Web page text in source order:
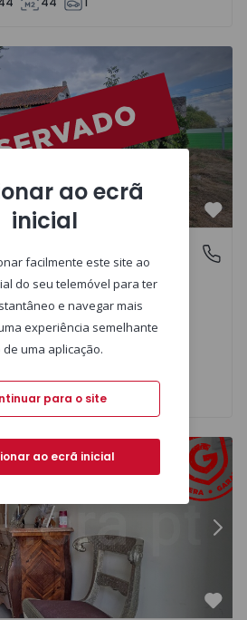
de Cima - 1503004 - 1
96 445
Guarda, Bairro da Luz - 1493606 - 1
ao ecrã
inicial
facilmente este site ao
do seu telemóvel para ter
e navegar mais
experiência semelhante
de uma aplicação.
para o site
ao ecrã inicial